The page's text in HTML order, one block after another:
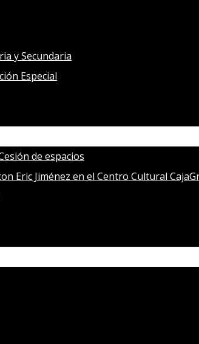
y Secundaria
Especial
de espacios
Eric Jiménez en el Centro Cultural